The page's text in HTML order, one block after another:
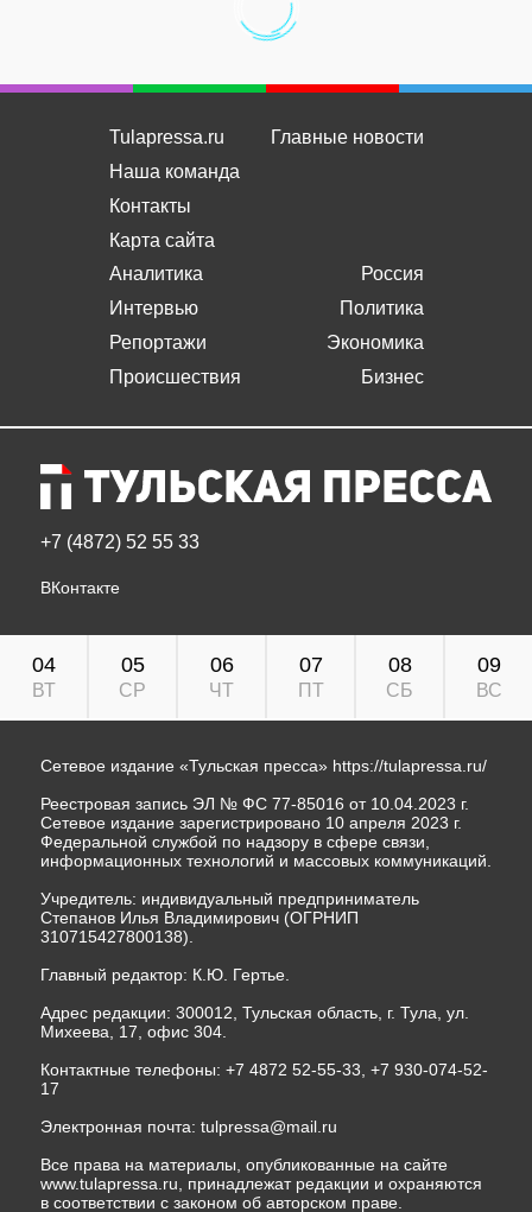
Tulapressa.ru
Наша команда
Контакты
Карта сайта
Главные новости
Аналитика
Интервью
Репортажи
Происшествия
Россия
Политика
Экономика
Бизнес
+7 (4872) 52 55 33
ВКонтакте
04
ВТ
05
СР
06
ЧТ
07
ПТ
08
СБ
09
ВС
Сетевое издание «Тульская пресса» https://tulapressa.ru/
Реестровая запись ЭЛ № ФС 77-85016 от 10.04.2023 г.
Сетевое издание зарегистрировано 10 апреля 2023 г.
Федеральной службой по надзору в сфере связи,
информационных технологий и массовых коммуникаций.
Учредитель: индивидуальный предприниматель
Степанов Илья Владимирович (ОГРНИП
310715427800138).
Главный редактор: К.Ю. Гертье.
Адрес редакции: 300012, Тульская область, г. Тула, ул.
Михеева, 17, офис 304.
Контактные телефоны: +7 4872 52-55-33, +7 930-074-52-
17
Электронная почта: tulpressa@mail.ru
Все права на материалы, опубликованные на сайте
www.tulapressa.ru, принадлежат редакции и охраняются
в соответствии с законом об авторском праве.